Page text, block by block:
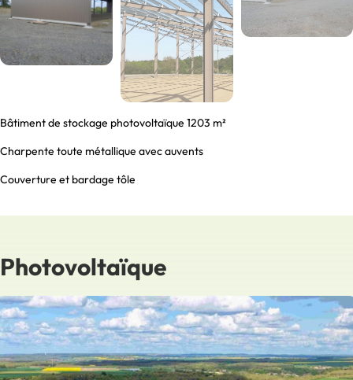
Bâtiment de stockage photovoltaïque 1203 m²
Charpente toute métallique avec auvents
Couverture et bardage tôle
Photovoltaïque